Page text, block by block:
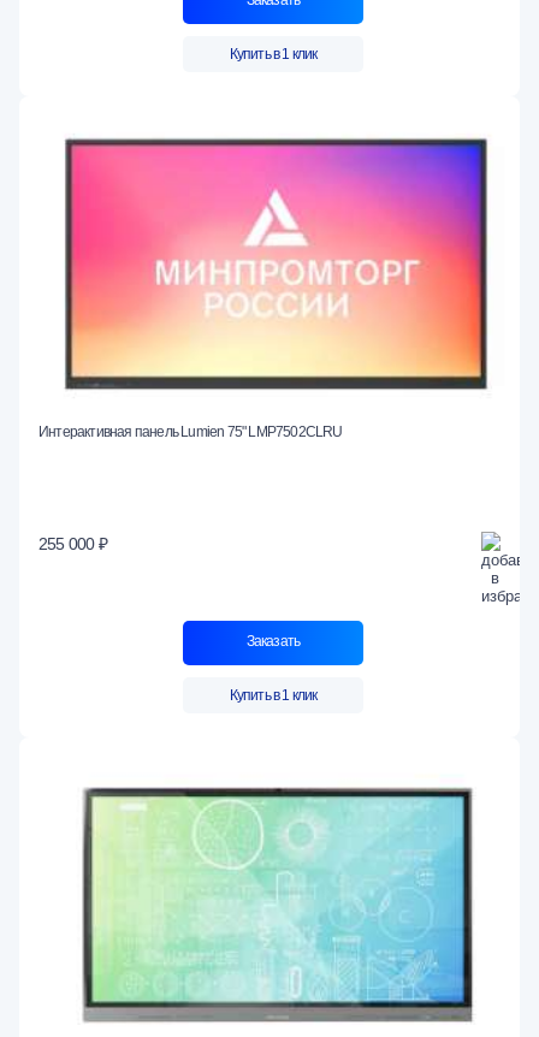
Купить в 1 клик
Интерактивная панель Lumien 75" LMP7502CLRU
255 000 ₽
Заказать
Купить в 1 клик